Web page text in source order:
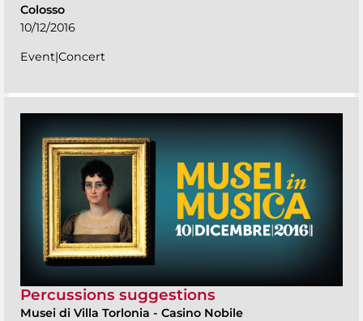
Colosso
10/12/2016
Event|Concert
Percussions suggestions
Musei di Villa Torlonia - Casino Nobile